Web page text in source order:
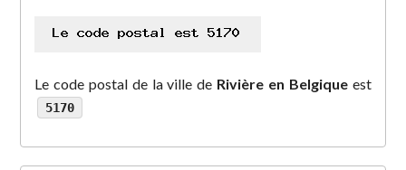
Le code postal de la ville de Rivière en Belgique est
5170